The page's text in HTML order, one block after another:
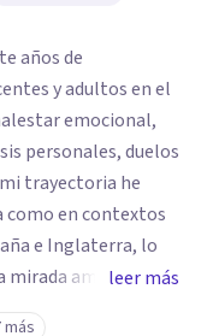
años de
y adultos en el
emocional,
personales, duelos
trayectoria he
en contextos
e Inglaterra, lo
mirada amplia,
sufrimiento
leer más
más